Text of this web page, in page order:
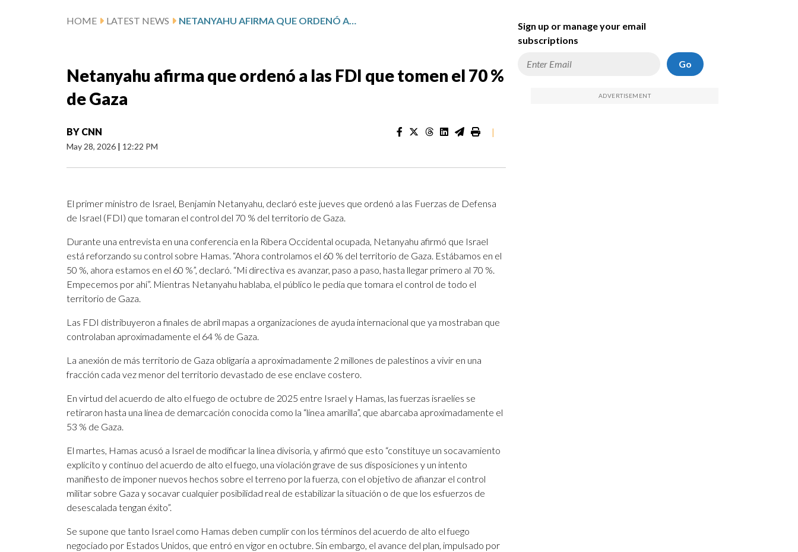
HOME LATEST NEWS NETANYAHU AFIRMA QUE ORDENÓ A LAS FDI QUE TOMEN EL 70 % DE GAZA
Netanyahu afirma que ordenó a las FDI que tomen el 70 %
de Gaza
BY CNN
May 28, 2026 | 12:22 PM
|
El primer ministro de Israel, Benjamin Netanyahu, declaró este jueves que ordenó a las Fuerzas de Defensa
de Israel (FDI) que tomaran el control del 70 % del territorio de Gaza.
Durante una entrevista en una conferencia en la Ribera Occidental ocupada, Netanyahu afirmó que Israel
está reforzando su control sobre Hamas. “Ahora controlamos el 60 % del territorio de Gaza. Estábamos en el
50 %, ahora estamos en el 60 %”, declaró. “Mi directiva es avanzar, paso a paso, hasta llegar primero al 70 %.
Empecemos por ahí”. Mientras Netanyahu hablaba, el público le pedía que tomara el control de todo el
territorio de Gaza.
Las FDI distribuyeron a finales de abril mapas a organizaciones de ayuda internacional que ya mostraban que
controlaban aproximadamente el 64 % de Gaza.
La anexión de más territorio de Gaza obligaría a aproximadamente 2 millones de palestinos a vivir en una
fracción cada vez menor del territorio devastado de ese enclave costero.
En virtud del acuerdo de alto el fuego de octubre de 2025 entre Israel y Hamas, las fuerzas israelíes se
retiraron hasta una línea de demarcación conocida como la “línea amarilla”, que abarcaba aproximadamente el
53 % de Gaza.
El martes, Hamas acusó a Israel de modificar la línea divisoria, y afirmó que esto “constituye un socavamiento
explícito y continuo del acuerdo de alto el fuego, una violación grave de sus disposiciones y un intento
manifiesto de imponer nuevos hechos sobre el terreno por la fuerza, con el objetivo de afianzar el control
militar sobre Gaza y socavar cualquier posibilidad real de estabilizar la situación o de que los esfuerzos de
desescalada tengan éxito”.
Se supone que tanto Israel como Hamas deben cumplir con los términos del acuerdo de alto el fuego
negociado por Estados Unidos, que entró en vigor en octubre. Sin embargo, el avance del plan, impulsado por
Sign up or manage your email
subscriptions
Go